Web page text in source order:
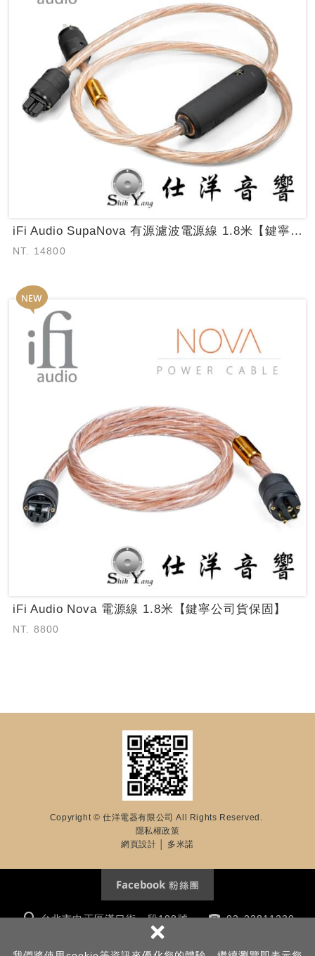
×
iFi Audio SupaNova 有源濾波電源線 1.8米【鍵寧公司貨保固】...
NT. 14800
iFi Audio Nova 電源線 1.8米【鍵寧公司貨保固】
NT. 8800
Copyright © 仕洋電器有限公司 All Rights Reserved.
隱私權政策
網頁設計 │ 多米諾
台北市中正區漢口街一段108號
02-23811230
m8117kk@yahoo.com.tw